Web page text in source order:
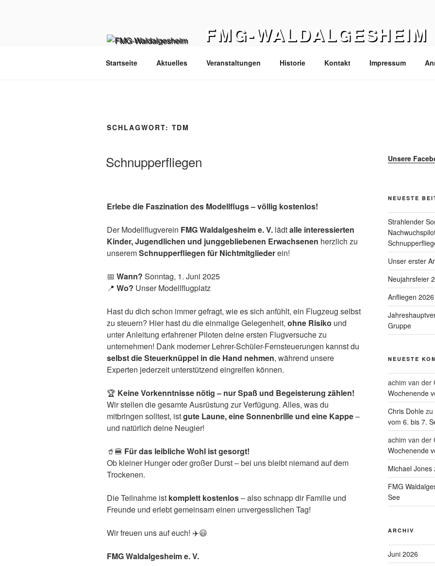
FMG-WALDALGESHEIM
Startseite Aktuelles Veranstaltungen Historie Kontakt Impressum
SCHLAGWORT: TDM
Schnupperfliegen
Erlebe die Faszination des Modellflugs – völlig kostenlos!
Der Modellflugverein FMG Waldalgesheim e. V. lädtalle interessierten
Kinder, Jugendlichen und junggebliebenen Erwachsenen herzlich zu
unseremSchnupperfliegen für Nichtmitgliederein!
📅 Wann? Sonntag, 1. Juni 2025
📍 Wo? Unser Modellflugplatz
Hast du dich schon immer gefragt, wie es sich anfühlt, ein Flugzeug selbst
zu steuern? Hier hast du die einmalige Gelegenheit, ohne Risiko und
unter Anleitung erfahrener Piloten deine ersten Flugversuche zu
unternehmen! Dank moderner Lehrer-Schüler-Fernsteuerungen kannst du
selbst die Steuerknüppel in die Hand nehmen, während unsere
Experten jederzeit unterstützend eingreifen können.
🏆 Keine Vorkenntnisse nötig – nur Spaß und Begeisterung zählen!
Wir stellen die gesamte Ausrüstung zur Verfügung. Alles, was du
mitbringen solltest, istgute Laune, eine Sonnenbrille und eine Kappe–
und natürlich deine Neugier!
🥤🍔 Für das leibliche Wohl ist gesorgt!
Ob kleiner Hunger oder großer Durst – bei uns bleibt niemand auf dem
Trockenen.
Die Teilnahme ist komplett kostenlos– also schnapp dir Familie und
Freunde und erlebt gemeinsam einen unvergesslichen Tag!
Wir freuen uns auf euch! ✈️😃
FMG Waldalgesheim e. V.
Unsere
NEUESTE
Strahlender
Unser erster
Neujahrsfeier
Anfliegen 2026
Gruppe
NEUESTE
achim van der
Wochenende
Chris Dohlezu
vom 6. bis 7.
achim van der
Wochenende
Michael Jones
FMG
See
ARCHIV
Juni 2026